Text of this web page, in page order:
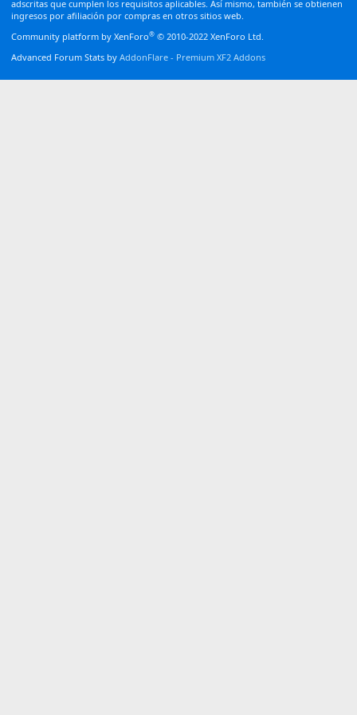
adscritas que cumplen los requisitos aplicables. Así mismo, también se obtienen
ingresos por afiliación por compras en otros sitios web.
Community platform by XenForo® © 2010-2022 XenForo Ltd.
Advanced Forum Stats by AddonFlare - Premium XF2 Addons